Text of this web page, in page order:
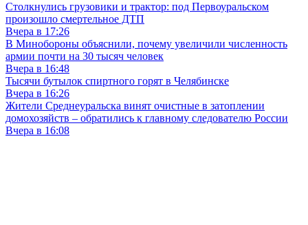
Столкнулись грузовики и трактор: под Первоуральском
произошло смертельное ДТП
Вчера в 17:26
В Минобороны объяснили, почему увеличили численность
армии почти на 30 тысяч человек
Вчера в 16:48
Тысячи бутылок спиртного горят в Челябинске
Вчера в 16:26
Жители Среднеуральска винят очистные в затоплении
домохозяйств – обратились к главному следователю России
Вчера в 16:08